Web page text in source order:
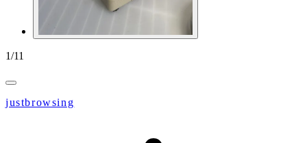
1/11
justbrowsing